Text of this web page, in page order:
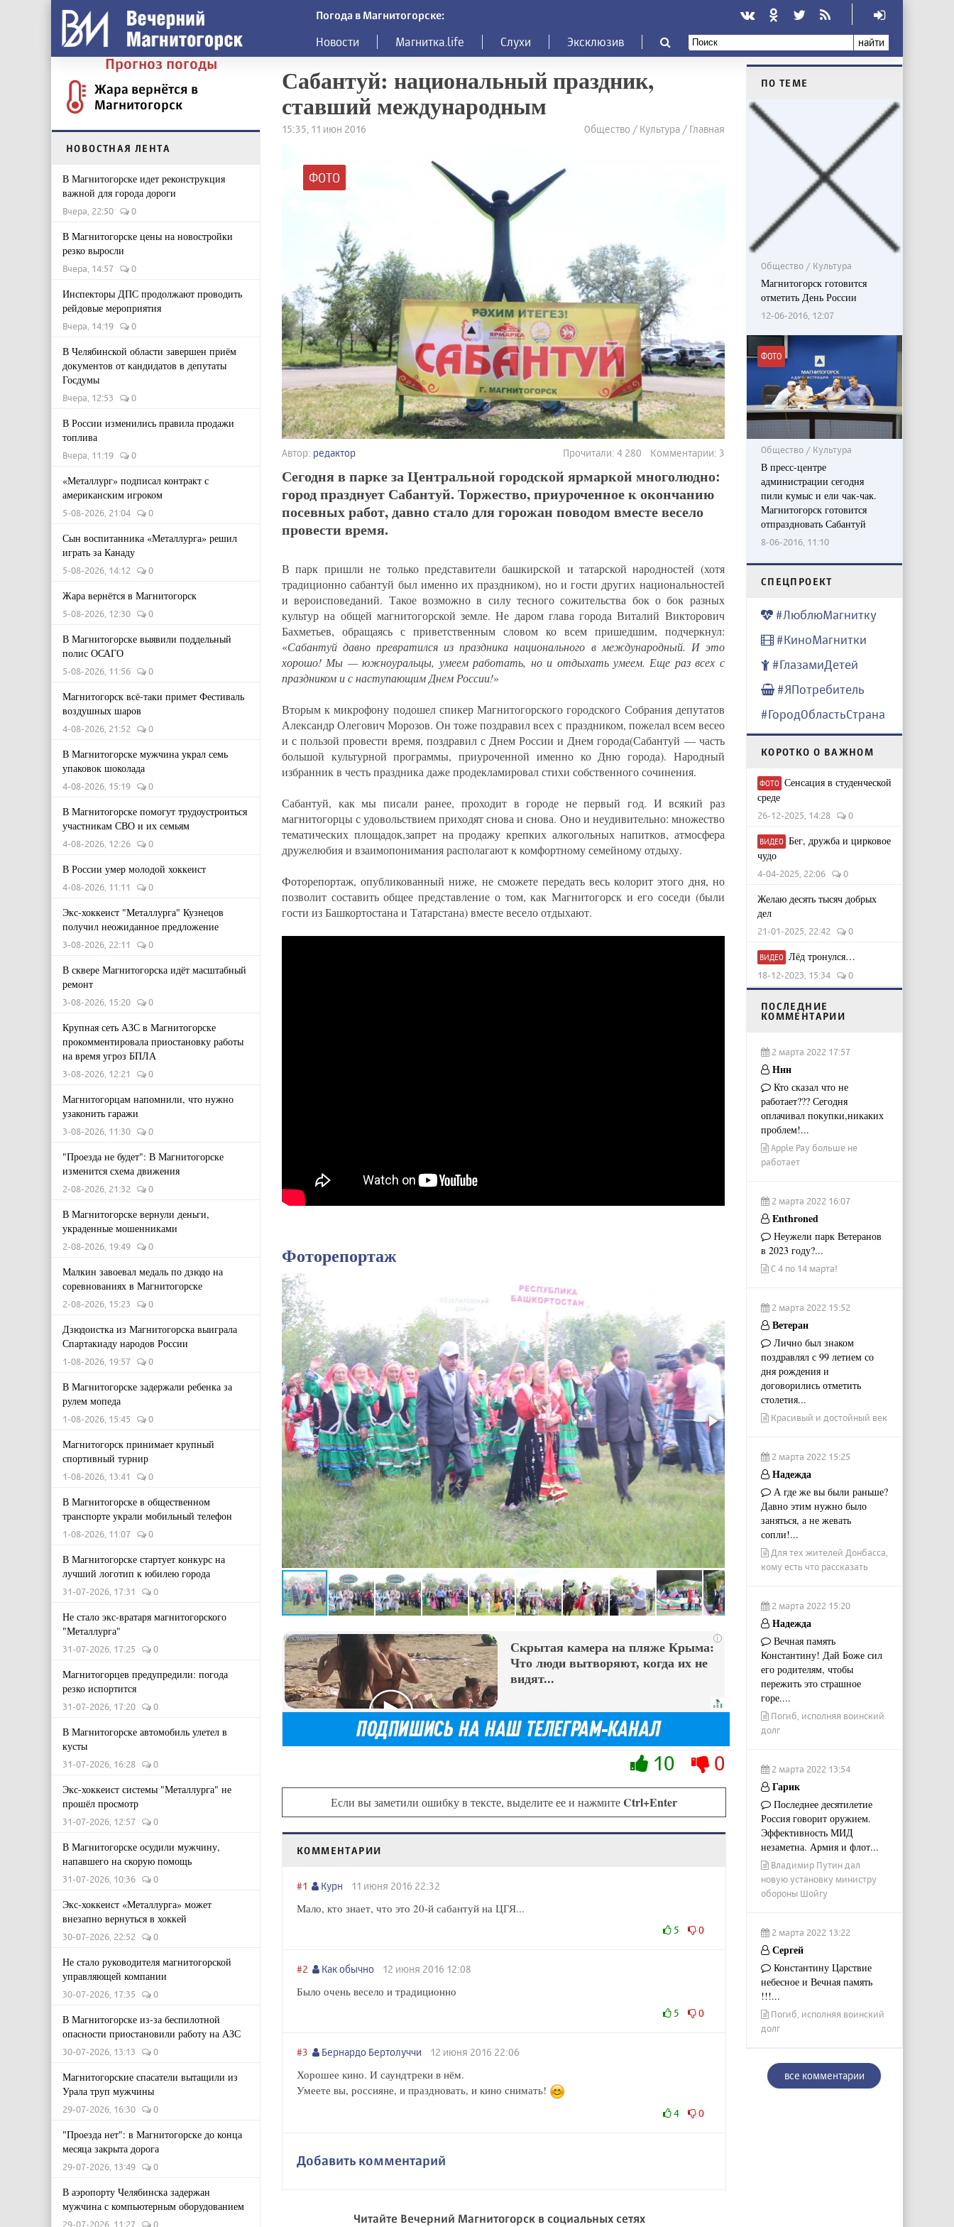
Погода в Магнитогорске:
Новости Магнитка.life Слухи Эксклюзив найти
Прогноз погоды
Жара вернётся в
Магнитогорск
НОВОСТНАЯ ЛЕНТА
В Магнитогорске идет реконструкция
важной для города дороги
Вчера, 22:50 0
В Магнитогорске цены на новостройки
резко выросли
Вчера, 14:57 0
Инспекторы ДПС продолжают проводить
рейдовые мероприятия
Вчера, 14:19 0
В Челябинской области завершен приём
документов от кандидатов в депутаты
Госдумы
Вчера, 12:53 0
В России изменились правила продажи
топлива
Вчера, 11:19 0
«Металлург» подписал контракт с
американским игроком
5-08-2026, 21:04 0
Сын воспитанника «Металлурга» решил
играть за Канаду
5-08-2026, 14:12 0
Жара вернётся в Магнитогорск
5-08-2026, 12:30 0
В Магнитогорске выявили поддельный
полис ОСАГО
5-08-2026, 11:56 0
Магнитогорск всё-таки примет Фестиваль
воздушных шаров
4-08-2026, 21:52 0
В Магнитогорске мужчина украл семь
упаковок шоколада
4-08-2026, 15:19 0
В Магнитогорске помогут трудоустроиться
участникам СВО и их семьям
4-08-2026, 12:26 0
В России умер молодой хоккеист
4-08-2026, 11:11 0
Экс-хоккеист "Металлурга" Кузнецов
получил неожиданное предложение
3-08-2026, 22:11 0
В сквере Магнитогорска идёт масштабный
ремонт
3-08-2026, 15:20 0
Крупная сеть АЗС в Магнитогорске
прокомментировала приостановку работы
на время угроз БПЛА
3-08-2026, 12:21 0
Магнитогорцам напомнили, что нужно
узаконить гаражи
3-08-2026, 11:30 0
"Проезда не будет": В Магнитогорске
изменится схема движения
2-08-2026, 21:32 0
В Магнитогорске вернули деньги,
украденные мошенниками
2-08-2026, 19:49 0
Малкин завоевал медаль по дзюдо на
соревнованиях в Магнитогорске
2-08-2026, 15:23 0
Дзюдоистка из Магнитогорска выиграла
Спартакиаду народов России
1-08-2026, 19:57 0
В Магнитогорске задержали ребенка за
рулем мопеда
1-08-2026, 15:45 0
Магнитогорск принимает крупный
спортивный турнир
1-08-2026, 13:41 0
В Магнитогорске в общественном
транспорте украли мобильный телефон
1-08-2026, 11:07 0
В Магнитогорске стартует конкурс на
лучший логотип к юбилею города
31-07-2026, 17:31 0
Не стало экс-вратаря магнитогорского
"Металлурга"
31-07-2026, 17:25 0
Магнитогорцев предупредили: погода
резко испортится
31-07-2026, 17:20 0
В Магнитогорске автомобиль улетел в
кусты
31-07-2026, 16:28 0
Экс-хоккеист системы "Металлурга" не
прошёл просмотр
31-07-2026, 12:57 0
В Магнитогорске осудили мужчину,
напавшего на скорую помощь
31-07-2026, 10:36 0
Экс-хоккеист «Металлурга» может
внезапно вернуться в хоккей
30-07-2026, 22:52 0
Не стало руководителя магнитогорской
управляющей компании
30-07-2026, 17:35 0
В Магнитогорске из-за беспилотной
опасности приостановили работу на АЗС
30-07-2026, 13:13 0
Магнитогорские спасатели вытащили из
Урала труп мужчины
29-07-2026, 16:30 0
"Проезда нет": в Магнитогорске до конца
месяца закрыта дорога
29-07-2026, 13:49 0
В аэропорту Челябинска задержан
мужчина с компьютерным оборудованием
29-07-2026, 11:27 0
Сабантуй: национальный праздник,
ставший международным
15:35, 11 июн 2016 Общество / Культура / Главная
ФОТО
Автор: редактор Прочитали: 4 280 Комментарии: 3
Сегодня в парке за Центральной городской ярмаркой многолюдно:
город празднует Сабантуй. Торжество, приуроченное к окончанию
посевных работ, давно стало для горожан поводом вместе весело
провести время.
В парк пришли не только представители башкирской и татарской народностей (хотя
традиционно сабантуй был именно их праздником), но и гости других национальностей
и вероисповеданий. Такое возможно в силу тесного сожительства бок о бок разных
культур на общей магнитогорской земле. Не даром глава города Виталий Викторович
Бахметьев, обращаясь с приветственным словом ко всем пришедшим, подчеркнул:
«Сабантуй давно превратился из праздника национального в международный. И это
хорошо! Мы — южноуральцы, умеем работать, но и отдыхать умеем. Еще раз всех с
праздником и с наступающим Днем России!»
Вторым к микрофону подошел спикер Магнитогорского городского Собрания депутатов
Александр Олегович Морозов. Он тоже поздравил всех с праздником, пожелал всем весео
и с пользой провести время, поздравил с Днем России и Днем города(Сабантуй — часть
большой культурной программы, приуроченной именно ко Дню города). Народный
избранник в честь праздника даже продекламировал стихи собственного сочинения.
Сабантуй, как мы писали ранее, проходит в городе не первый год. И всякий раз
магнитогорцы с удовольствием приходят снова и снова. Оно и неудивительно: множество
тематических площадок,запрет на продажу крепких алкогольных напитков, атмосфера
дружелюбия и взаимопонимания располагают к комфортному семейному отдыху.
Фоторепортаж, опубликованный ниже, не сможете передать весь колорит этого дня, но
позволит составить общее представление о том, как Магнитогорск и его соседи (были
гости из Башкортостана и Татарстана) вместе весело отдыхают.
Фоторепортаж
i
Скрытая камера на пляже Крыма:
Что люди вытворяют, когда их не
видят...
10 0
Если вы заметили ошибку в тексте, выделите ее и нажмитеCtrl+Enter
КОММЕНТАРИИ
#1 Курн 11 июня 2016 22:32
Мало, кто знает, что это 20-й сабантуй на ЦГЯ...
5 0
#2 Как обычно 12 июня 2016 12:08
Было очень весело и традиционно
5 0
#3 Бернардо Бертолуччи 12 июня 2016 22:06
Хорошее кино. И саундтреки в нём.
Умеете вы, россияне, и праздновать, и кино снимать!
4 0
Добавить комментарий
Читайте Вечерний Магнитогорск в социальных сетях
ПО ТЕМЕ
Общество / Культура
Магнитогорск готовится
отметить День России
12-06-2016, 12:07
ФОТО
Общество / Культура
В пресс-центре
администрации сегодня
пили кумыс и ели чак-чак.
Магнитогорск готовится
отпраздновать Сабантуй
8-06-2016, 11:10
CПЕЦПРОЕКТ
#ЛюблюМагнитку
#КиноМагнитки
#ГлазамиДетей
#ЯПотребитель
#ГородОбластьСтрана
КОРОТКО О ВАЖНОМ
ФОТО Сенсация в студенческой
среде
26-12-2025, 14:28 0
ВИДЕО Бег, дружба и цирковое
чудо
4-04-2025, 22:06 0
Желаю десять тысяч добрых
дел
21-01-2025, 22:42 0
ВИДЕО Лёд тронулся…
18-12-2023, 15:34 0
ПОСЛЕДНИЕ
КОММЕНТАРИИ
2 марта 2022 17:57
Ннн
Кто сказал что не
работает??? Сегодня
оплачивал покупки,никаких
проблем!...
Apple Pay больше не
работает
2 марта 2022 16:07
Enthroned
Неужели парк Ветеранов
в 2023 году?...
С 4 по 14 марта!
2 марта 2022 15:52
Ветеран
Лично был знаком
поздравлял с 99 летием со
дня рождения и
договорились отметить
столетия...
Красивый и достойный век
2 марта 2022 15:25
Надежда
А где же вы были раньше?
Давно этим нужно было
заняться, а не жевать
сопли!...
Для тех жителей Донбасса,
кому есть что рассказать
2 марта 2022 15:20
Надежда
Вечная память
Константину! Дай Боже сил
его родителям, чтобы
пережить это страшное
горе....
Погиб, исполняя воинский
долг
2 марта 2022 13:54
Гарик
Последнее десятилетие
Россия говорит оружием.
Эффективность МИД
незаметна. Армия и флот...
Владимир Путин дал
новую установку министру
обороны Шойгу
2 марта 2022 13:22
Сергей
Константину Царствие
небесное и Вечная память
!!!...
Погиб, исполняя воинский
долг
все комментарии